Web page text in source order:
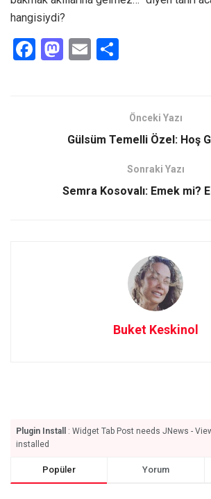
hangisiydi?
F
M
d
n
E
Önceki Yazı
Gülsüm Temelli Özel: Hoş
Sonraki Yazı
Semra Kosovalı: Emek mi?
Buket Keskinol
Plugin Install
: Widget Tab Post needs JNews -
installed
Popüler Yorum